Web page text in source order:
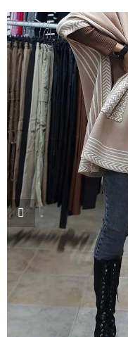
produktu
je
0,0
z
hviezdičiek.